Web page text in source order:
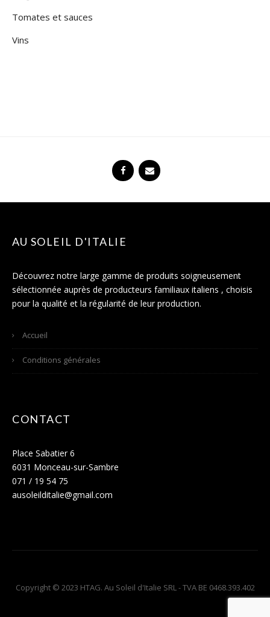
Tomates et sauces
Vins
AU SOLEIL D'ITALIE
Découvrez notre large gamme de produits soigneusement
sélectionnée auprès de producteurs familiaux italiens , choisis
pour la qualité et la régularité de leur production.
Accueil
Conditions générales
CONTACT
Place Sabatier 6
6031 Monceau-sur-Sambre
071 / 19 54 75
ausoleilditalie@gmail.com
Copyright © 2023 HTAG. Au Soleil d'Italie SRL - TVA BE 0468.393.402